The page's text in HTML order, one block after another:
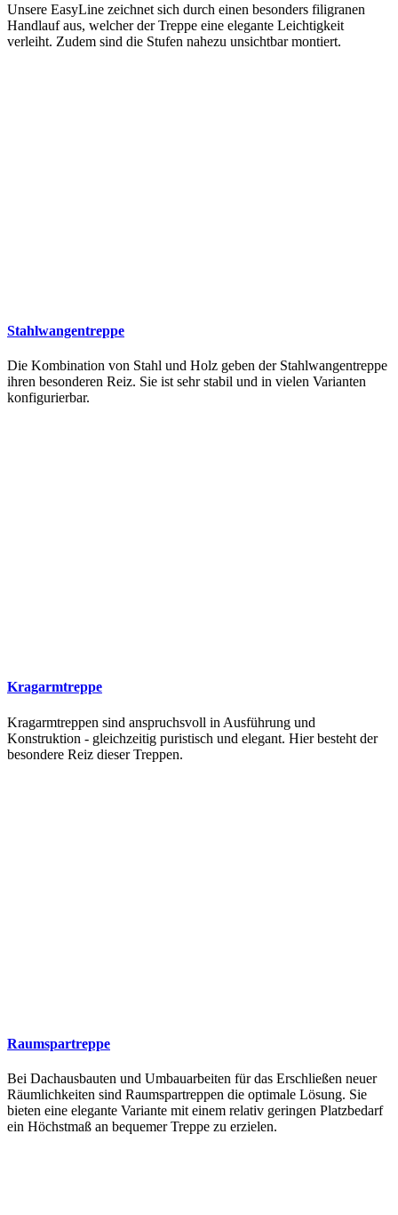
Unsere EasyLine zeichnet sich durch einen besonders filigranen
Handlauf aus, welcher der Treppe eine elegante Leichtigkeit
verleiht. Zudem sind die Stufen nahezu unsichtbar montiert.
Stahlwangentreppe
Die Kombination von Stahl und Holz geben der Stahlwangentreppe
ihren besonderen Reiz. Sie ist sehr stabil und in vielen Varianten
konfigurierbar.
Kragarmtreppe
Kragarmtreppen sind anspruchsvoll in Ausführung und
Konstruktion - gleichzeitig puristisch und elegant. Hier besteht der
besondere Reiz dieser Treppen.
Raumspartreppe
Bei Dachausbauten und Umbauarbeiten für das Erschließen neuer
Räumlichkeiten sind Raumspartreppen die optimale Lösung. Sie
bieten eine elegante Variante mit einem relativ geringen Platzbedarf
ein Höchstmaß an bequemer Treppe zu erzielen.